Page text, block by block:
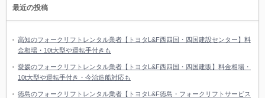
最近の投稿
高知のフォークリフトレンタル業者【トヨタL&F西四国・四国建設センター】料
金相場・10t大型や運転手付きも
愛媛のフォークリフトレンタル業者【トヨタL&F西四国・四国建販】料金相場・
10t大型や運転手付き・今治造船対応も
徳島のフォークリフトレンタル業者【トヨタL&F徳島・フォークリフトサービス